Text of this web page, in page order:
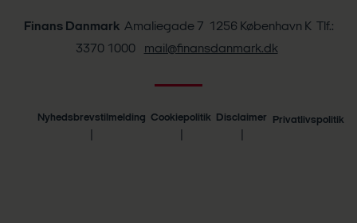
Finans DanmarkAmaliegade 7 1256 København K Tlf.:
3370 1000
mail@finansdanmark.dk
Nyhedsbrevstilmelding Cookiepolitik Disclaimer Privatlivspolitik